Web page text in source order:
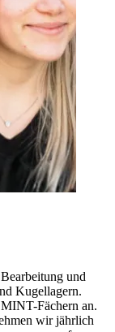
und
Kugellagern.
Fächern an.
wir jährlich